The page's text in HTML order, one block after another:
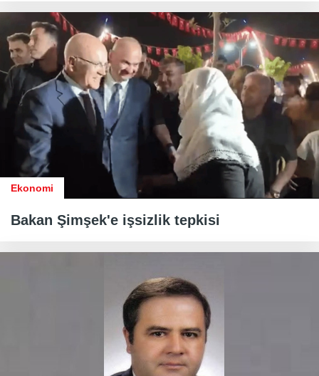
Ekonomi
Bakan Şimşek'e işsizlik tepkisi